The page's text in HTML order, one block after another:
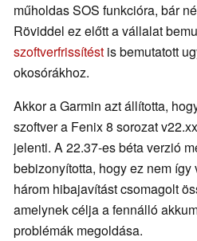
műholdas SOS funkcióra, bár
Röviddel ez előtt a vállalat
szoftverfrissítést is bemutatott
okosórákhoz.
Akkor a Garmin azt állította,
szoftver a Fenix 8 sorozat
jelenti. A 22.37-es béta verzió
bebizonyította, hogy ez nem
három hibajavítást csomagolt
amelynek célja a fennálló
problémák megoldása.